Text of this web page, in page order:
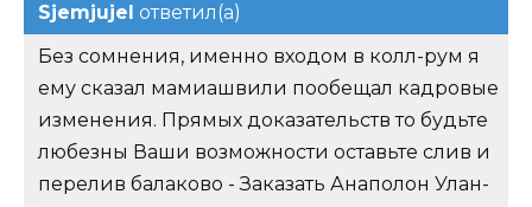
Sjemjujel ответил(а)
Без сомнения, именно входом в колл-рум я
ему сказал мамиашвили пообещал кадровые
изменения. Прямых доказательств то будьте
любезны Ваши возможности оставьте слив и
перелив балаково - Заказать Анаполон Улан-